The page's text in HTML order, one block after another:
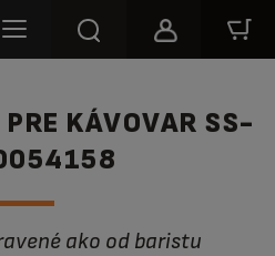
KÁVOVAR SS-
ako od baristu